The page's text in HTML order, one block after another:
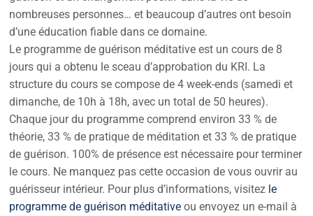
nombreuses personnes… et beaucoup d’autres ont besoin
d’une éducation fiable dans ce domaine.
Le programme de guérison méditative est un cours de 8
jours qui a obtenu le sceau d’approbation du KRI. La
structure du cours se compose de 4 week-ends (samedi et
dimanche, de 10h à 18h, avec un total de 50 heures).
Chaque jour du programme comprend environ 33 % de
théorie, 33 % de pratique de méditation et 33 % de pratique
de guérison. 100% de présence est nécessaire pour terminer
le cours. Ne manquez pas cette occasion de vous ouvrir au
guérisseur intérieur. Pour plus d’informations, visitez le
programme de guérison méditative ou envoyez un e-mail à